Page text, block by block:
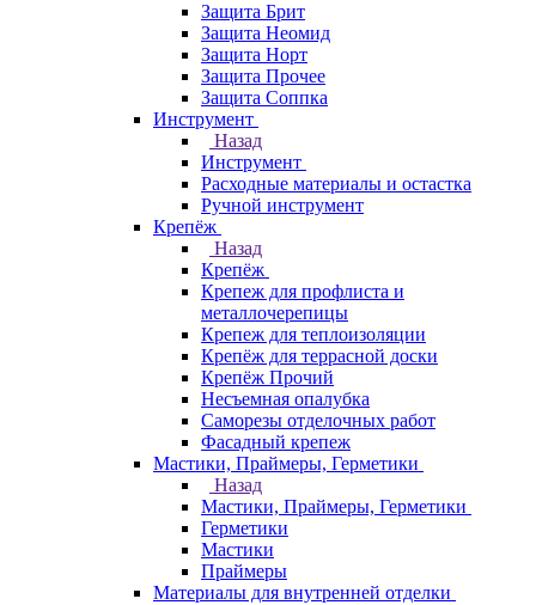
Защита Брит
Защита Неомид
Защита Норт
Защита Прочее
Защита Соппка
Инструмент
Назад
Инструмент
Расходные материалы и остастка
Ручной инструмент
Крепёж
Назад
Крепёж
Крепеж для профлиста и
металлочерепицы
Крепеж для теплоизоляции
Крепёж для террасной доски
Крепёж Прочий
Несъемная опалубка
Саморезы отделочных работ
Фасадный крепеж
Мастики, Праймеры, Герметики
Назад
Мастики, Праймеры, Герметики
Герметики
Мастики
Праймеры
Материалы для внутренней отделки